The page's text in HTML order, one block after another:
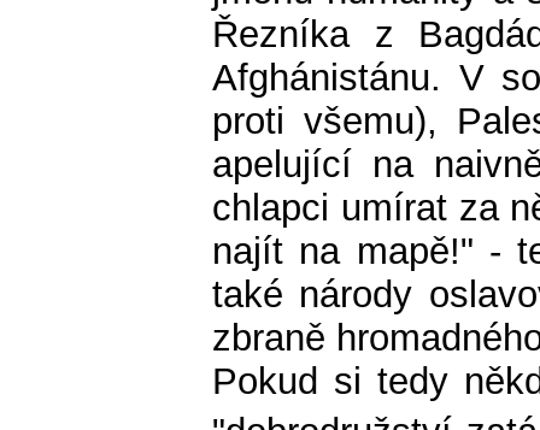
Řezníka z
Afghánistánu. V
proti všemu),
apelující na
chlapci umírat za
najít na mapě!" -
také národy
zbraně
Pokud si tedy